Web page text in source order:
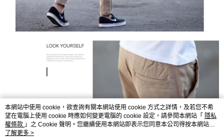
本網站中使用 cookie，欲查詢有關本網站使用 cookie 方式之詳情，及若您不希
望在電腦上使用 cookie 時應如何變更電腦的 cookie 設定，請參閱本網站「 隱私
權條款 」之 Cookie 聲明。您繼續使用本網站即表示您同意本公司得按本網站使
用條款之 Cookie 聲明使用 cookie。
了解更多 >